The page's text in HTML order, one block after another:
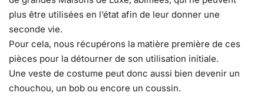
plus être utilisées en l’état afin de leur donner une
seconde vie.
Pour cela, nous récupérons la matière première de ces
pièces pour la détourner de son utilisation initiale.
Une veste de costume peut donc aussi bien devenir un
chouchou, un bob ou encore un coussin.